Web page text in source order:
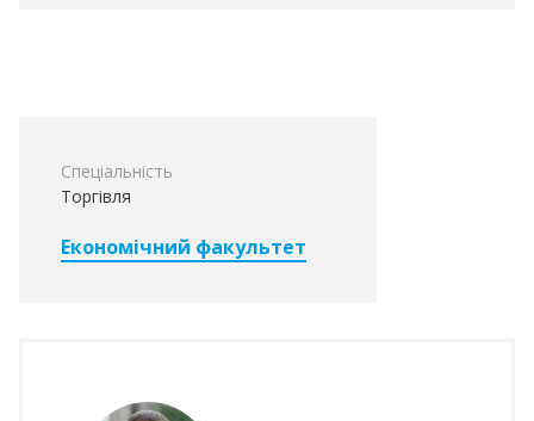
Спеціальність
Торгівля
Економічний факультет